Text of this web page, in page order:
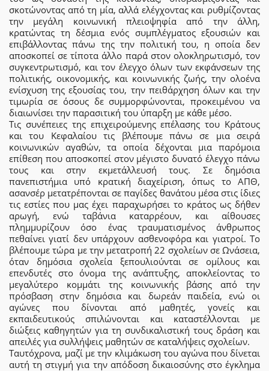
σκοτώνοντας από τη μία, αλλά ελέγχοντας και ρυθμίζοντας
την μεγάλη κοινωνική πλειοψηφία από την άλλη,
κρατώντας τη δέσμια ενός συμπλέγματος εξουσιών και
επιβάλλοντας πάνω της την πολιτική του, η οποία δεν
αποσκοπεί σε τίποτα άλλο παρά στον ολοκληρωτισμό, τον
συγκεντρωτισμό, και τον έλεγχο όλων των εκφάνσεων της
πολιτικής, οικονομικής, και κοινωνικής ζωής, την ολοένα
ενίσχυση της εξουσίας του, την πειθάρχηση όλων και την
τιμωρία σε όσους δε συμμορφώνονται, προκειμένου να
διαιωνίσει την παρασιτική του ύπαρξη με κάθε μέσο.
Τις συνέπειες της επιχειρούμενης επέλασης του Κράτους
και του Κεφαλαίου τις βλέπουμε πάνω σε μια σειρά
κοινωνικών αγαθών, τα οποία δέχονται μια παρόμοια
επίθεση που αποσκοπεί στον μέγιστο δυνατό έλεγχο πάνω
τους και στην εκμετάλλευσή τους. Σε δημόσια
πανεπιστήμια υπό κρατική διαχείριση, όπως το ΑΠΘ,
ασανσέρ μετατρέπονται σε παγίδες θανάτου μέσα στις ίδιες
τις εστίες που μας έχει παραχωρήσει το κράτος ως δήθεν
αρωγή, ενώ ταβάνια καταρρέουν, και αίθουσες
πλημμυρίζουν όσο ένας τραυματισμένος άνθρωπος
πεθαίνει γιατί δεν υπάρχουν ασθενοφόρα και γιατροί. Το
βλέπουμε τώρα με την μετατροπή 22 σχολείων σε Ωνάσεια,
όταν δημόσια σχολεία ξεπουλιούνται σε ομίλους και
επενδυτές στο όνομα της ανάπτυξης, αποκλείοντας το
μεγαλύτερο κομμάτι της κοινωνικής βάσης από την
πρόσβαση στην δημόσια και δωρεάν παιδεία, ενώ οι
αγώνες που δίνονται από μαθητές, γονείς και
εκπαιδευτικούς σπιλώνονται και καταστέλλονται με
διώξεις καθηγητών για τη συνδικαλιστική τους δράση και
απειλές για συλλήψεις μαθητών σε καταλήψεις σχολείων.
Ταυτόχρονα, μαζί με την κλιμάκωση του αγώνα που δίνεται
αυτή τη στιγμή για την απόδοση δικαιοσύνης στο έγκλημα